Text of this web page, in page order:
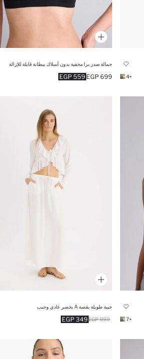
+4
حمالة صدر برا مخفية بدون أسلاك ببطانة قابلة للإزالة
559 EGP 699 EGP
+7
جيبة طويلة بقصة A بخصر عادي وجيب
349 EGP 999 EGP